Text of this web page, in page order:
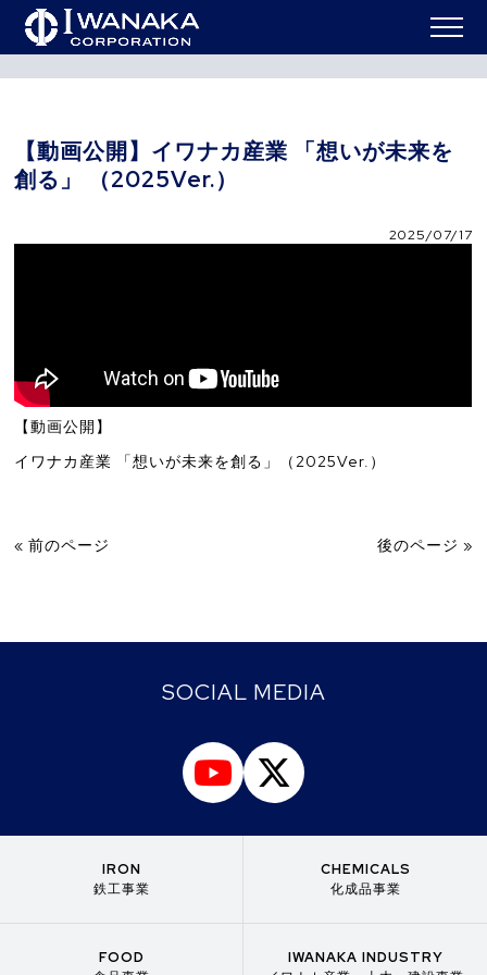
HOME >
ニュー
ス
>
【動画公開】イワナカ産業 「想いが未来を創る」
（2025Ver.）
【動画公開】イワナカ産業 「想いが未来を
創る」 （2025Ver.）
2025/07/17
【動画公開】
イワナカ産業 「想いが未来を創る」（2025Ver.）
« 前のページ 後のページ »
SOCIAL MEDIA
IRON
鉄工事業
CHEMICALS
化成品事業
FOOD IWANAKA INDUSTRY